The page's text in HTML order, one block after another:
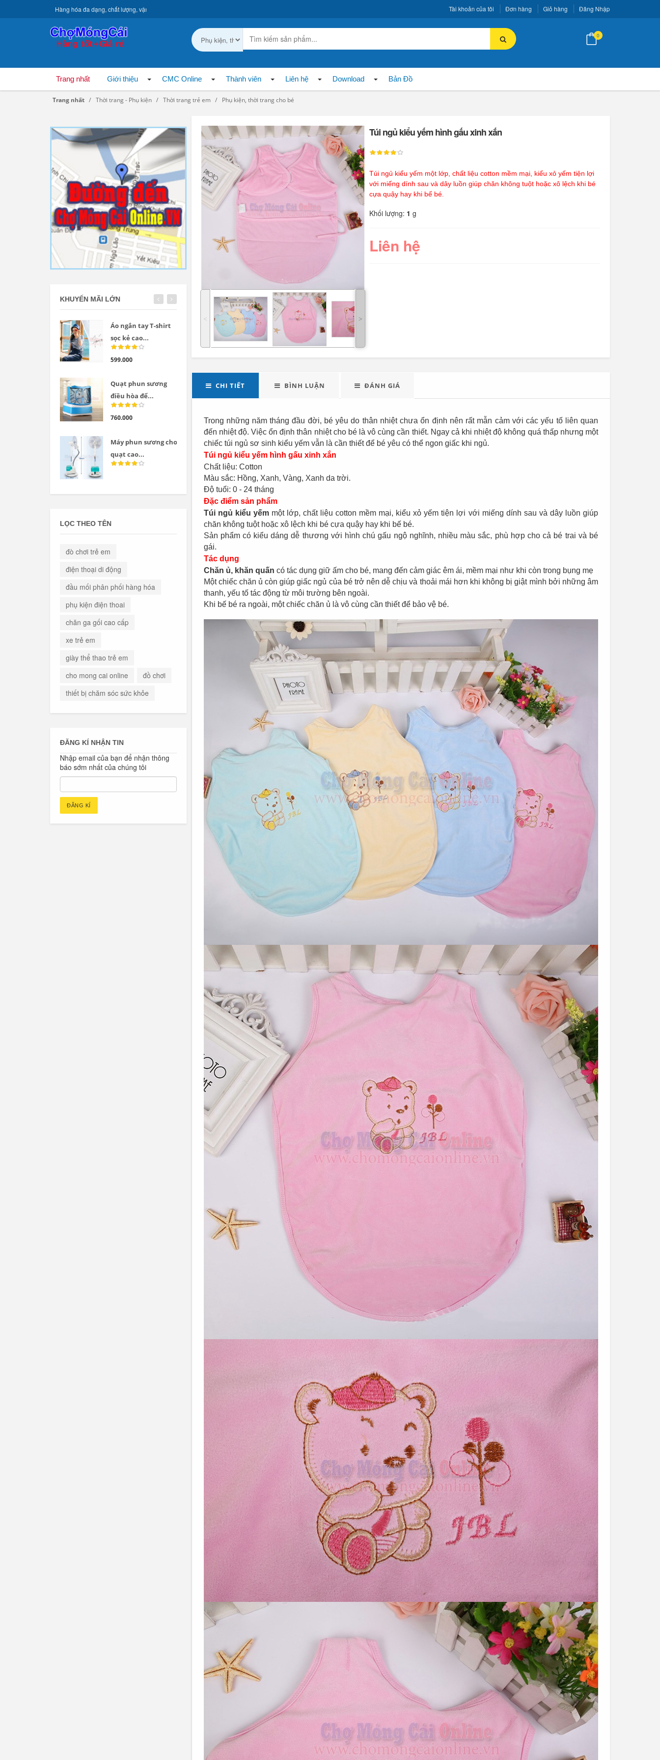
Tài khoản của tôi Đơn hàng Giỏ hàng Đăng Nhập
Hàng hóa đa dạng, chất lượng, vận chuyển toàn quốc.
0
Trang nhất Giới thiệu CMC Online Thành viên Liên hệ Download Bản Đồ
Trang nhất Thời trang - Phụ kiện Thời trang trẻ em Phụ kiện, thời trang cho bé
˂ ˃
Túi ngủ kiểu yếm hình gấu xinh xắn
Túi ngủ kiểu yếm một lớp, chất liệu cotton mềm mại, kiểu xỏ yếm tiện lợi
với miếng dính sau và dây luồn giúp chăn không tuột hoặc xô lệch khi bé
cựa quậy hay khi bế bé.
Khối lượng: 1 g
Liên hệ
CHI TIẾT BÌNH LUẬN ĐÁNH GIÁ
Trong những năm tháng đầu đời, bé yêu do thân nhiệt chưa ổn định nên rất mẫn cảm với các yếu tố liên quan
đến nhiệt độ. Việc ổn định thân nhiệt cho bé là vô cùng cần thiết. Ngay cả khi nhiệt độ không quá thấp nhưng một
chiếc túi ngủ sơ sinh kiểu yếm vẫn là cần thiết để bé yêu có thể ngon giấc khi ngủ.
Túi ngủ kiểu yếm hình gấu xinh xắn
Chất liệu: Cotton
Màu sắc: Hồng, Xanh, Vàng, Xanh da trời.
Độ tuổi: 0 - 24 tháng
Đặc điểm sản phẩm
Túi ngủ kiểu yếmmột lớp, chất liệu cotton mềm mại, kiểu xỏ yếm tiện lợi với miếng dính sau và dây luồn giúp
chăn không tuột hoặc xô lệch khi bé cựa quậy hay khi bế bé.
Sản phẩm có kiểu dáng dễ thương với hình chú gấu ngộ nghĩnh, nhiều màu sắc, phù hợp cho cả bé trai và bé
gái.
Tác dụng
Chăn ủ, khăn quấn có tác dụng giữ ấm cho bé, mang đến cảm giác êm ái, mềm mại như khi còn trong bụng mẹ
Một chiếc chăn ủ còn giúp giấc ngủ của bé trở nên dễ chịu và thoải mái hơn khi không bị giật mình bởi những âm
thanh, yếu tố tác động từ môi trường bên ngoài.
Khi bế bé ra ngoài, một chiếc chăn ủ là vô cùng cần thiết để bảo vệ bé.
KHUYẾN MÃI LỚN
Áo ngắn tay T-shirt
sọc kẻ cao...
599.000
Quạt phun sương
điều hòa để...
760.000
Máy phun sương cho
quạt cao...
LED tuýp cầm tay đa
năng...
Đèn tích điện xách
Đèn tích điện cao
cấp KM 792C
Quạt điện đôi 12V
cho oto tải...
289.000
Máy xay sinh tố đa
490.000
Quạt đứng công
LỌC THEO TÊN
đò chơi trẻ em
điện thoại di động
đầu mối phân phối hàng hóa
phụ kiện điện thoai
chăn ga gối cao cấp
xe trẻ em
giày thể thao trẻ em
cho mong cai online
đồ chơi
thiết bị chăm sóc sức khỏe
ĐĂNG KÍ NHẬN TIN
Nhập email của bạn để nhận thông
báo sớm nhất của chúng tôi